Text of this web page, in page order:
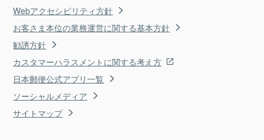
Webアクセシビリティ方針
お客さま本位の業務運営に関する基本方針
勧誘方針
カスタマーハラスメントに関する考え方
日本郵便公式アプリ一覧
ソーシャルメディア
サイトマップ